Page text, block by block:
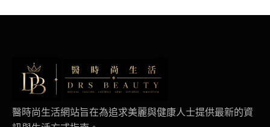
醫時尚生活網站旨在為追求美麗與健康人士提供最新的資